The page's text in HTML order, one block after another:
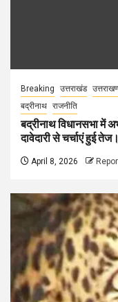
Breaking उत्तराखंड
बद्रीनाथ राजनीति
बद्रीनाथ विधानसभा में
दावेदारी से चर्चाएं हुई तेज।
April 8, 2026